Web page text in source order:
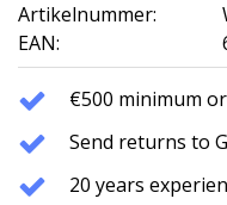
Artikelnummer:
EAN:
€500 minimum
Send returns to
20 years